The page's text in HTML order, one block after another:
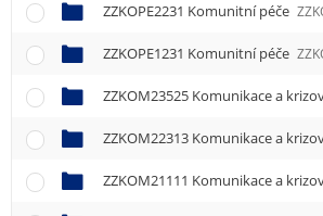
ZZKOPE2231 Komunitní péče
ZZKOPE1231 Komunitní péče